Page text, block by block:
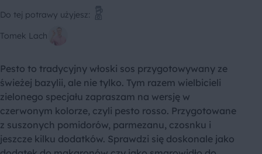
Do tej potrawy użyjesz:
Tomek Lach
Pesto to tradycyjny włoski sos przygotowywany ze
świeżej bazylii, ale nie tylko. Tym razem wielbicieli
zielonego specjału zapraszam na wersję w
czerwonym kolorze, czyli pesto rosso. Przygotowane
z suszonych pomidorów, parmezanu, czosnku i
jeszcze kilku dodatków. Sprawdzi się doskonale jako